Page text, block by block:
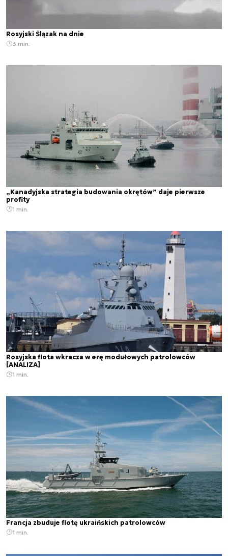
Rosyjski Ślązak na dnie
3 min.
„Kanadyjska strategia budowania okrętów” daje pierwsze
profity
1 min.
Rosyjska flota wkracza w erę modułowych patrolowców
[ANALIZA]
1 min.
Francja zbuduje flotę ukraińskich patrolowców
1 min.